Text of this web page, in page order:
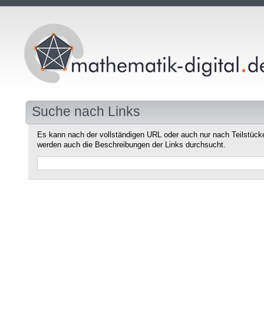
Suche nach Links
Es kann nach der vollständigen URL oder auch nur nach
werden auch die Beschreibungen der Links durchsucht.